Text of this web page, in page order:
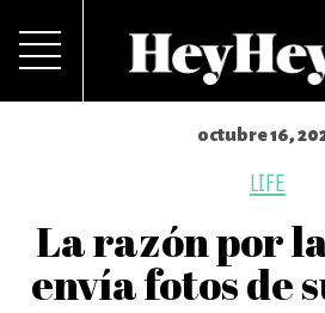
octubre 16,
LIFE
La razón por
envía fotos de